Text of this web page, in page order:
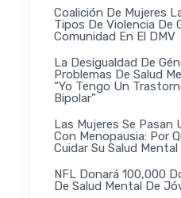
Coalición De Mujeres
Tipos De Violencia De
Comunidad En El DMV
La Desigualdad De
Problemas De Salud
“Yo Tengo Un
Bipolar”
Las Mujeres Se Pasan
Con Menopausia: Por
Cuidar Su Salud Mental
NFL Donará 100,000
De Salud Mental De